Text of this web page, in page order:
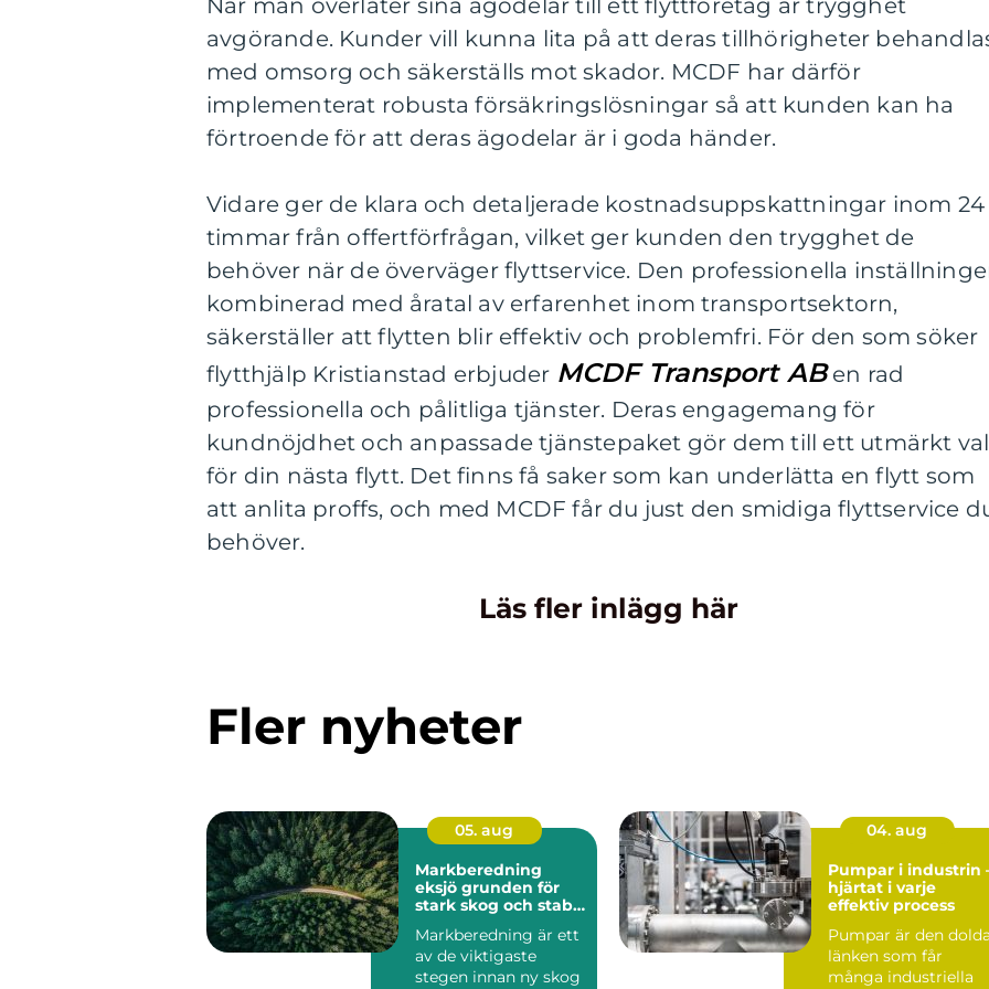
avgörande. Kunder vill kunna lita på att deras tillhörigheter
med omsorg och säkerställs mot skador. MCDF har därför
implementerat robusta försäkringslösningar så att kunden kan ha
förtroende för att deras ägodelar är i goda händer.
Vidare ger de klara och detaljerade kostnadsuppskattningar inom 24
timmar från offertförfrågan, vilket ger kunden den trygghet de
behöver när de överväger flyttservice. Den professionella
kombinerad med åratal av erfarenhet inom transportsektorn,
säkerställer att flytten blir effektiv och problemfri. För den som söker
flytthjälp Kristianstad erbjuder MCDF Transport ABen rad
professionella och pålitliga tjänster. Deras engagemang för
kundnöjdhet och anpassade tjänstepaket gör dem till ett utmärkt val
för din nästa flytt. Det finns få saker som kan underlätta en flytt som
att anlita proffs, och med MCDF får du just den smidiga flyttservice
behöver.
Läs fler inlägg här
Fler nyheter
05. aug
Markberedning
eksjö grunden för
stark skog och stabil
Markberedning är ett
av de viktigaste
stegen innan ny skog
04. aug
Pumpar i industrin
hjärtat i varje
effektiv process
Pumpar är den dolda
länken som får
många industriella